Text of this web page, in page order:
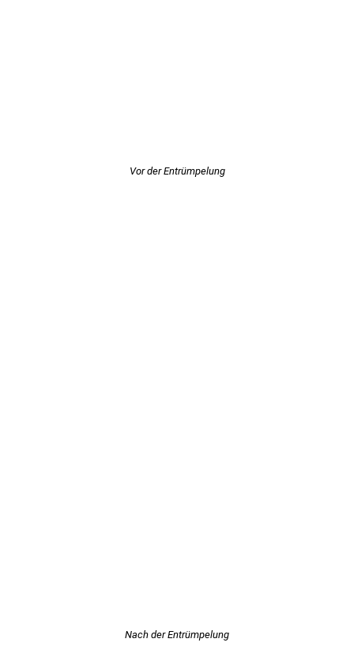
Vor der Entrümpelung
Nach der Entrümpelung